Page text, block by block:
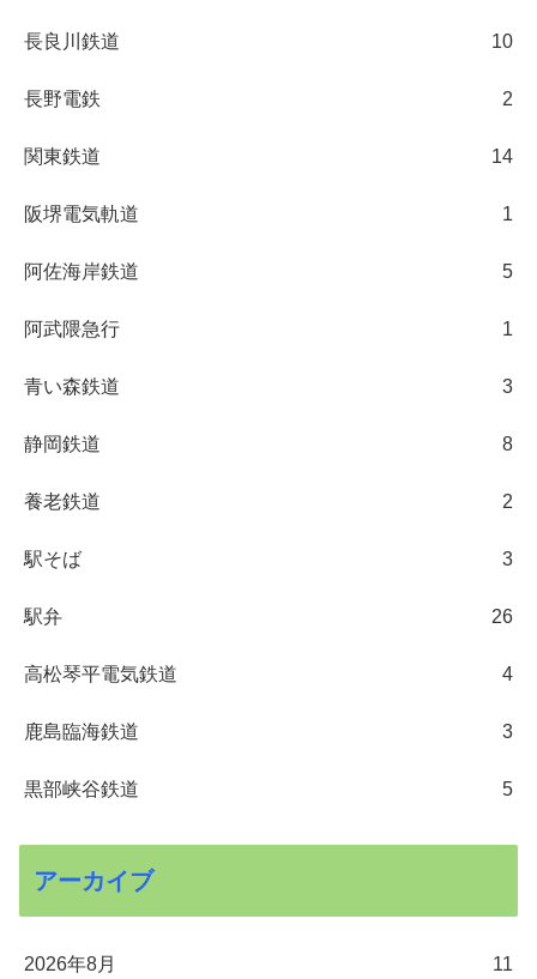
長良川鉄道 10
長野電鉄 2
関東鉄道 14
阪堺電気軌道 1
阿佐海岸鉄道 5
阿武隈急行 1
青い森鉄道 3
静岡鉄道 8
養老鉄道 2
駅そば 3
駅弁 26
高松琴平電気鉄道 4
鹿島臨海鉄道 3
黒部峡谷鉄道 5
アーカイブ
2026年8月 11